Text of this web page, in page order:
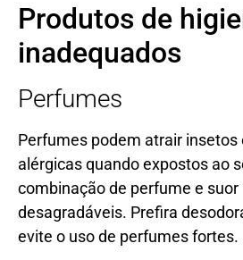
Produtos de
inadequados
Perfumes
Perfumes podem atrair insetos
alérgicas quando expostos ao
combinação de perfume e
desagradáveis. Prefira
evite o uso de perfumes fortes.